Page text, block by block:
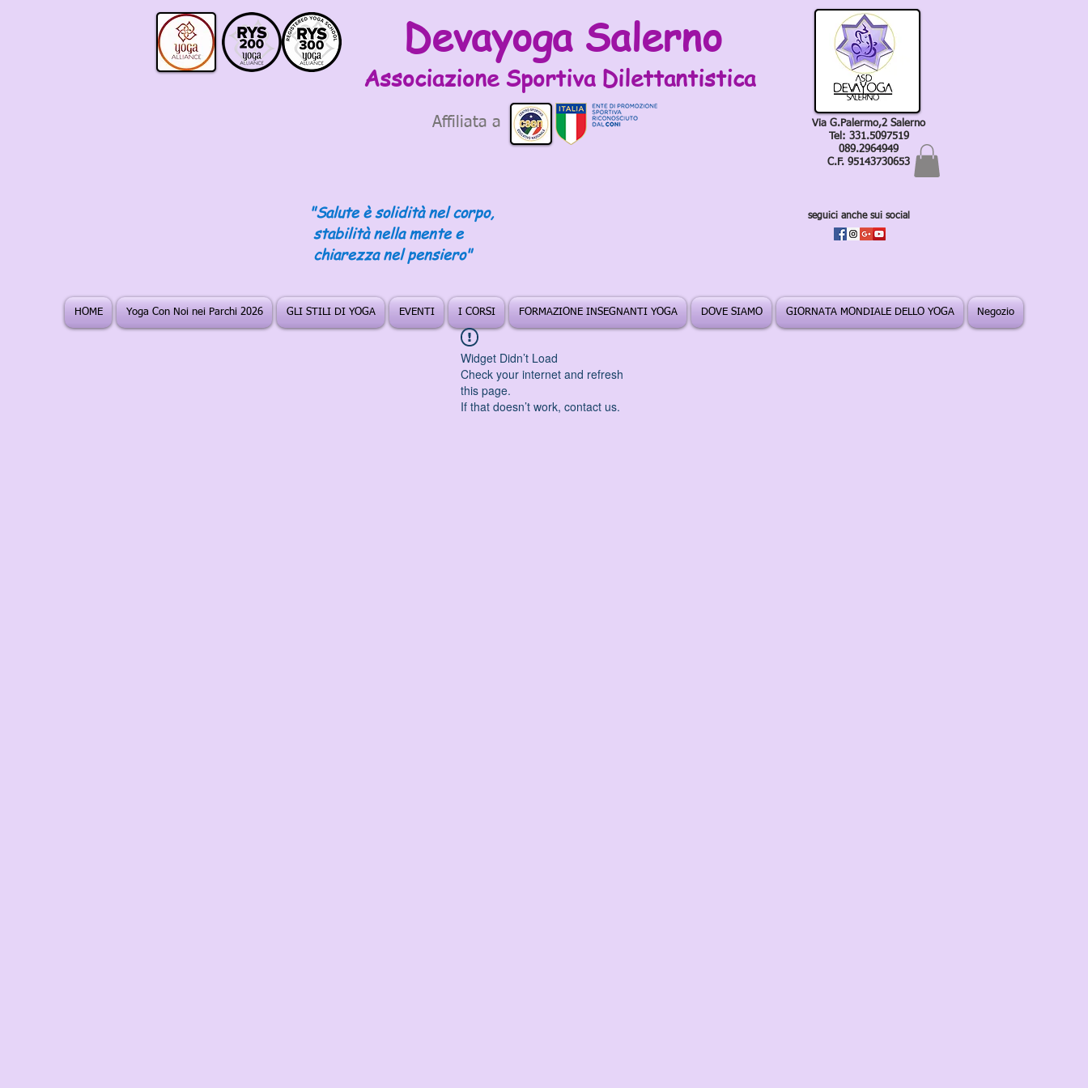
Devayoga Salerno
Associazione Sportiva Dilettantistica
Affiliata a
"Salute è solidità nel corpo,
stabilità nella mente e
chiarezza nel pensiero"
Via G.Palermo,2 Salerno
Tel: 331.5097519
089.2964949
C.F. 95143730653
seguici anche sui social
HOME Yoga Con Noi nei Parchi 2026 GLI STILI DI YOGA EVENTI I CORSI FORMAZIONE INSEGNANTI YOGA DOVE SIAMO GIORNATA MONDIALE DELLO YOGA Negozio
Widget Didn’t Load
Check your internet and refresh
this page.
If that doesn’t work, contact us.